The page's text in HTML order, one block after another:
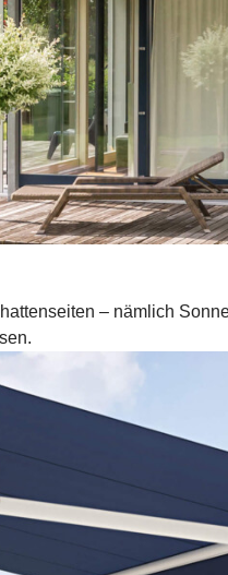
– nämlich